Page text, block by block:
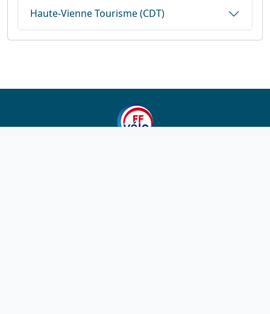
Haute-Vienne Tourisme (CDT)